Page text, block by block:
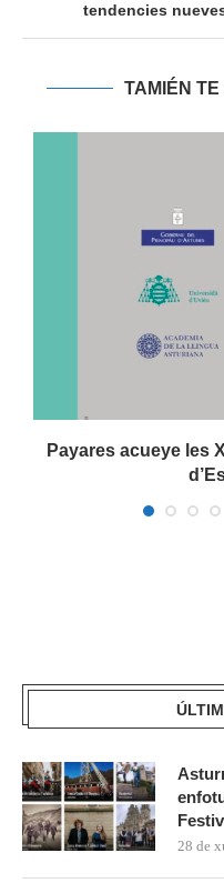
tendencies
TAMIÉN
Payares acueye les
28 de